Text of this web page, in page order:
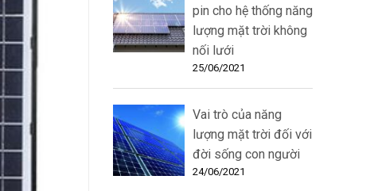
pin cho hệ thống năng
lượng mặt trời không
nối lưới
25/06/2021
Vai trò của năng
lượng mặt trời đối với
đời sống con người
24/06/2021